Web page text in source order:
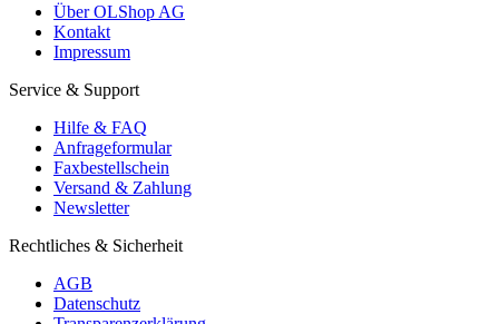
Über OLShop AG
Kontakt
Impressum
Service & Support
Hilfe & FAQ
Anfrageformular
Faxbestellschein
Versand & Zahlung
Newsletter
Rechtliches & Sicherheit
AGB
Datenschutz